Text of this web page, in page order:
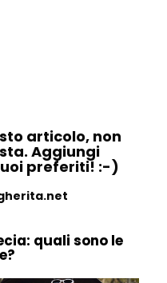
articolo, non
Aggiungi
preferiti! :-)
quali sono le